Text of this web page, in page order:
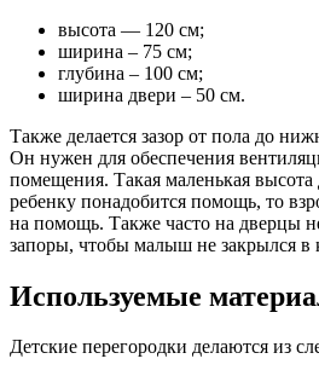
высота — 120 см;
ширина – 75 см;
глубина – 100 см;
ширина двери – 50 см.
Также делается зазор от пола до
Он нужен для обеспечения
помещения. Такая маленькая высота
ребенку понадобится помощь, то
на помощь. Также часто на дверцы
запоры, чтобы малыш не закрылся в
Используемые
Детские перегородки делаются из